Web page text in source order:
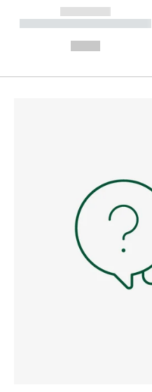
------------
----------- ----------- --------